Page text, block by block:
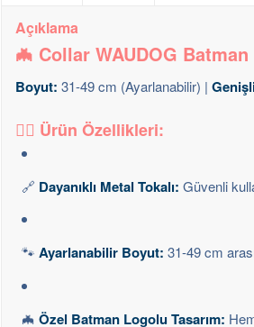
Açıklama
🦇 Collar WAUDOG
Boyut: 31-49 cm (Ayarlanabilir) |
🦸‍♂️ Ürün Özellikleri:
🔗 Dayanıklı Metal Tokalı: Güvenli
🐾Ayarlanabilir Boyut: 31-49 cm
🦇Özel Batman Logolu Tasarım: